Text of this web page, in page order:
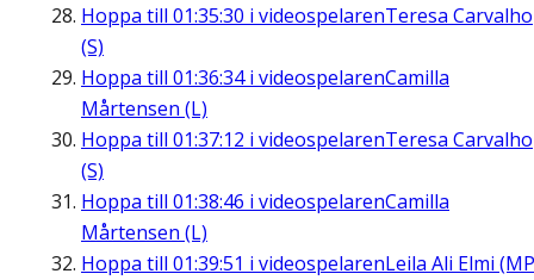
Hoppa till 01:35:30 i videospelarenTeresa Carvalho
(S)
Hoppa till 01:36:34i videospelarenCamilla
Mårtensen (L)
Hoppa till 01:37:12 i videospelarenTeresa Carvalho
(S)
Hoppa till 01:38:46 i videospelarenCamilla
Mårtensen (L)
Hoppa till 01:39:51 i videospelarenLeila Ali Elmi